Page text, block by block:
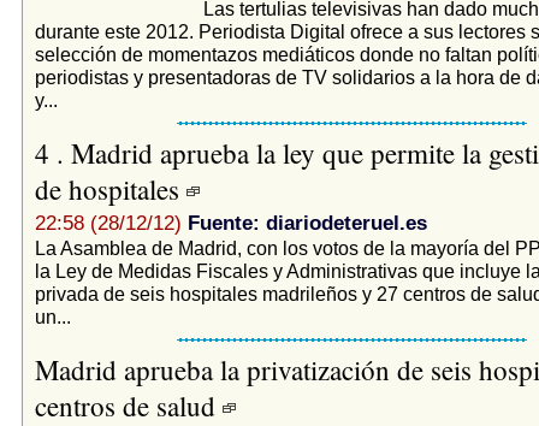
Las tertulias televisivas han dado
durante este 2012. Periodista Digital ofrece a sus lectores
selección de momentazos mediáticos donde no faltan
periodistas y presentadoras de TV solidarios a la hora de
y...
4 . Madrid aprueba la ley que permite la
de hospitales
22:58 (28/12/12) Fuente: diariodeteruel.es
La Asamblea de Madrid, con los votos de la mayoría del
la Ley de Medidas Fiscales y Administrativas que incluye
privada de seis hospitales madrileños y 27 centros de
un...
Madrid aprueba la privatización de seis
centros de salud